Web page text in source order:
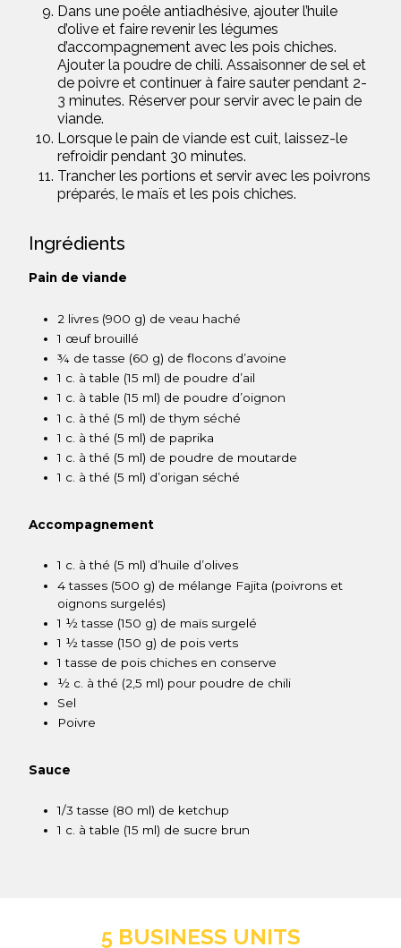
Dans une poêle antiadhésive, ajouter l’huile
d’olive et faire revenir les légumes
d’accompagnement avec les pois chiches.
Ajouter la poudre de chili. Assaisonner de sel et
de poivre et continuer à faire sauter pendant 2-
3 minutes. Réserver pour servir avec le pain de
viande.
Lorsque le pain de viande est cuit, laissez-le
refroidir pendant 30 minutes.
Trancher les portions et servir avec les poivrons
préparés, le maïs et les pois chiches.
Ingrédients
Pain de viande
2 livres (900 g) de veau haché
1 œuf brouillé
¾ de tasse (60 g) de flocons d’avoine
1 c. à table (15 ml) de poudre d’ail
1 c. à table (15 ml) de poudre d’oignon
1 c. à thé (5 ml) de thym séché
1 c. à thé (5 ml) de paprika
1 c. à thé (5 ml) de poudre de moutarde
1 c. à thé (5 ml) d’origan séché
Accompagnement
1 c. à thé (5 ml) d’huile d’olives
4 tasses (500 g) de mélange Fajita (poivrons et
oignons surgelés)
1 ½ tasse (150 g) de maïs surgelé
1 ½ tasse (150 g) de pois verts
1 tasse de pois chiches en conserve
½ c. à thé (2,5 ml) pour poudre de chili
Sel
Poivre
Sauce
1/3 tasse (80 ml) de ketchup
1 c. à table (15 ml) de sucre brun
5 BUSINESS UNITS